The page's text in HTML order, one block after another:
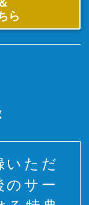
ら
いただ
のサー